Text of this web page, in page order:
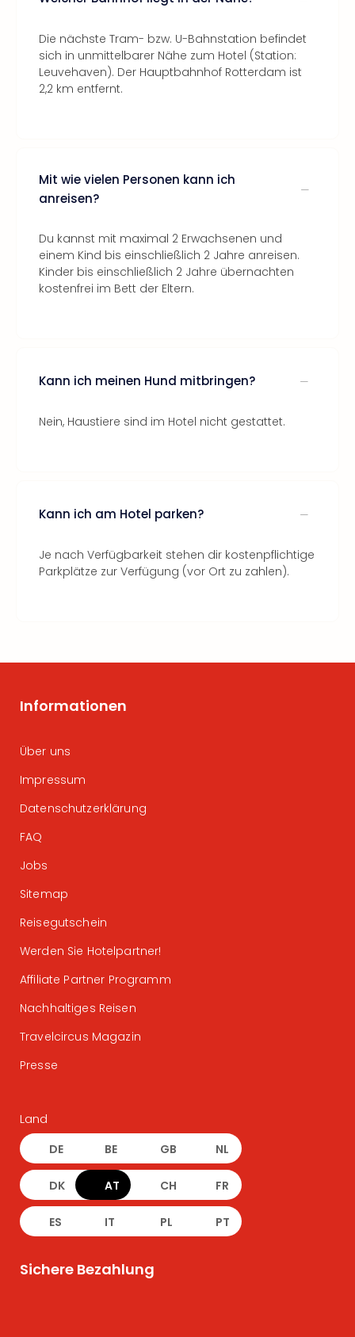
Die nächste Tram- bzw. U-Bahnstation befindet
sich in unmittelbarer Nähe zum Hotel (Station:
Leuvehaven). Der Hauptbahnhof Rotterdam ist
2,2 km entfernt.
Mit wie vielen Personen kann ich
anreisen?
Du kannst mit maximal 2 Erwachsenen und
einem Kind bis einschließlich 2 Jahre anreisen.
Kinder bis einschließlich 2 Jahre übernachten
kostenfrei im Bett der Eltern.
Kann ich meinen Hund mitbringen?
Nein, Haustiere sind im Hotel nicht gestattet.
Kann ich am Hotel parken?
Je nach Verfügbarkeit stehen dir kostenpflichtige
Parkplätze zur Verfügung (vor Ort zu zahlen).
Informationen
Über uns
Impressum
Datenschutzerklärung
FAQ
Jobs
Sitemap
Reisegutschein
Werden Sie Hotelpartner!
Affiliate Partner Programm
Nachhaltiges Reisen
Travelcircus Magazin
Presse
Land
DE BE GB NL
DK AT CH FR
ES IT PL PT
Sichere Bezahlung